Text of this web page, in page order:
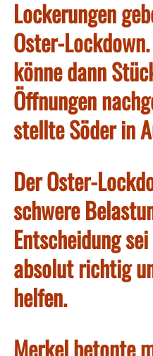
Lockerungen
Oster-
könne dann
Öffnungen
stellte Söder in
Der Oster-
schwere
Entscheidung
absolut richtig
helfen.
Merkel betonte